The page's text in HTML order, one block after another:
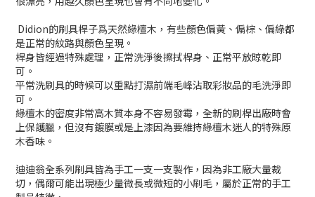
Didion的刷具桿子爲天然綠檀木，有些顏色偏黃、偏棕、偏綠都
是正常的紋路與顏色呈現。
桿身皆經過特殊處理，正常洗淨後擦拭桿身、正常平放晾乾即
可。
平常洗刷具的時候可以重點打濕前端毛峰沾取彩妝品的毛洗淨即
可。
綠檀木的密度非常高木質本身不容易發霉，全新的刷桿出廠時會
上保護臘，但沒有鍍膜或是上漆因為要維持綠檀木迷人的特殊原
木香味。
迪迪翁全系列刷具皆為手工一支一支製作，因為非工廠大量裁
切，偶爾可能出現極少量微長或微短的小刷毛，屬於正常的手工